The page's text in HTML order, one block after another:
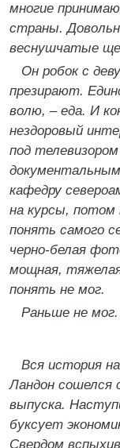
многие
страны.
веснушчатые
Он робок с
презирают.
волю, – еда. И
нездоровый
под
кафедру
на курсы, потом
понять самого
черно-белая
мощная,
понять не мог.
Раньше не мог.
Вся история
Ландон сошелся
выпуска.
буксует
Свердом